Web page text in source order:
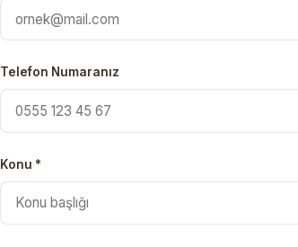
Telefon Numaranız
Konu *